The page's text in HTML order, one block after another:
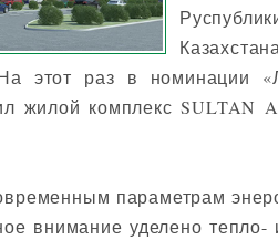
этот раз в номинации
жилой комплекс SULTAN
параметрам
внимание уделено тепло-